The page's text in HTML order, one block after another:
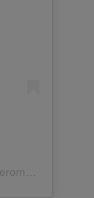
A post shared by VICE România (@viceromania)